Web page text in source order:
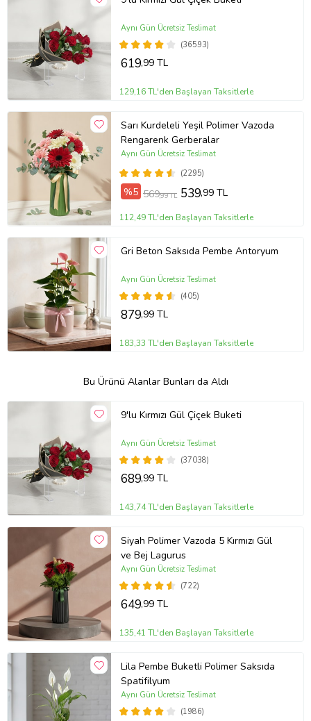
(36593)
Aynı Gün Ücretsiz Teslimat
619,99 TL
129,16 TL'den Başlayan Taksitlerle
Sarı Kurdeleli Yeşil Polimer Vazoda
Rengarenk Gerberalar
(2295)
Aynı Gün Ücretsiz Teslimat
%5 569,99 TL 539,99 TL
112,49 TL'den Başlayan Taksitlerle
Gri Beton Saksıda Pembe Antoryum
(405)
Aynı Gün Ücretsiz Teslimat
879,99 TL
183,33 TL'den Başlayan Taksitlerle
Bu Ürünü Alanlar Bunları da Aldı
9'lu Kırmızı Gül Çiçek Buketi
(37038)
Aynı Gün Ücretsiz Teslimat
689,99 TL
143,74 TL'den Başlayan Taksitlerle
Siyah Polimer Vazoda 5 Kırmızı Gül
ve Bej Lagurus
(722)
Aynı Gün Ücretsiz Teslimat
649,99 TL
135,41 TL'den Başlayan Taksitlerle
Lila Pembe Buketli Polimer Saksıda
Spatifilyum
(1986)
Aynı Gün Ücretsiz Teslimat